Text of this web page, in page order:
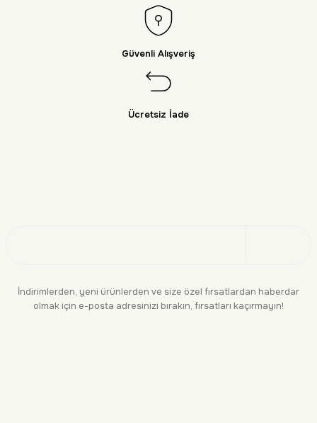
Güvenli Alışveriş
Ücretsiz İade
İndirimlerden, yeni ürünlerden ve size özel fırsatlardan haberdar
olmak için e-posta adresinizi bırakın, fırsatları kaçırmayın!